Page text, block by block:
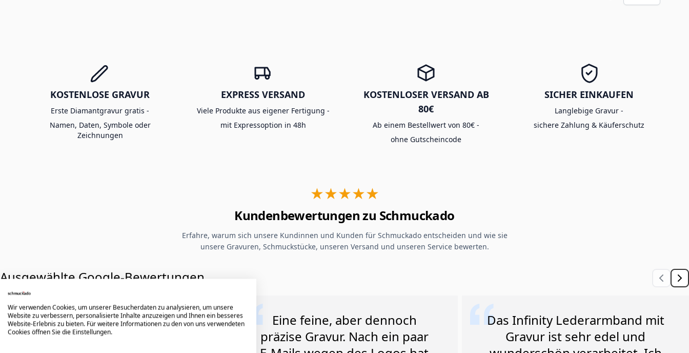
KOSTENLOSE GRAVUR
Erste Diamantgravur gratis -
Namen, Daten, Symbole oder
Zeichnungen
EXPRESS VERSAND
Viele Produkte aus eigener Fertigung -
mit Expressoption in 48h
KOSTENLOSER VERSAND AB
80€
Ab einem Bestellwert von 80€ -
ohne Gutscheincode
SICHER EINKAUFEN
Langlebige Gravur -
sichere Zahlung & Käuferschutz
★★★★★
Kundenbewertungen zu Schmuckado
Erfahre, warum sich unsere Kundinnen und Kunden für Schmuckado entscheiden und wie sie
unsere Gravuren, Schmuckstücke, unseren Versand und unseren Service bewerten.
Ausgewählte Google-Bewertungen
Hervorragende Qualität der
Gravur. Leider hat mir mein
Eine feine, aber dennoch
präzise Gravur. Nach ein paar
Das Infinity Lederarmband mit
Gravur ist sehr edel und
Wir verwenden Cookies, um unserer Besucherdaten zu analysieren, um unsere
Website zu verbessern, personalisierte Inhalte anzuzeigen und Ihnen ein besseres
Website-Erlebnis zu bieten. Für weitere Informationen zu den von uns verwendeten
Cookies öffnen Sie die Einstellungen.